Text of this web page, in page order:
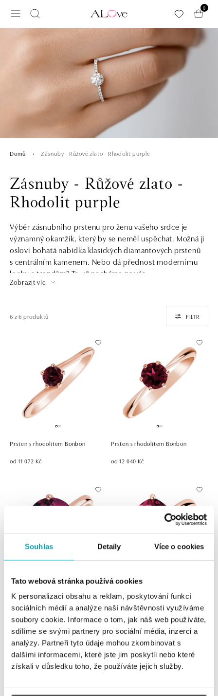
Souhlas Detaily Více o cookies
Tato webová stránka používá cookies
K personalizaci obsahu a reklam, poskytování funkcí
sociálních médií a analýze naší návštěvnosti využíváme
soubory cookie. Informace o tom, jak náš web používáte,
sdílíme se svými partnery pro sociální média, inzerci a
analýzy. Partneři tyto údaje mohou zkombinovat s
dalšími informacemi, které jste jim poskytli nebo které
získali v důsledku toho, že používáte jejich služby.
0
Domů Zásnuby - Růžové zlato - Rhodolit purple
Zásnuby - Růžové zlato -
Rhodolit purple
Výběr zásnubního prstenu pro ženu vašeho srdce je
významný okamžik, který by se neměl uspěchat. Možná ji
osloví bohatá nabídka klasických diamantových prstenů
s centrálním kamenem. Nebo dá přednost modernímu
looku a trendům? To už necháme na vás.
Zobrazit víc
6 z 6 produktů FILTR
Prsten s rhodolitem Bonbon
od 11 072 Kč
Prsten s rhodolitem Bonbon
od 12 040 Kč
od 71 741 Kč od 52 357 Kč